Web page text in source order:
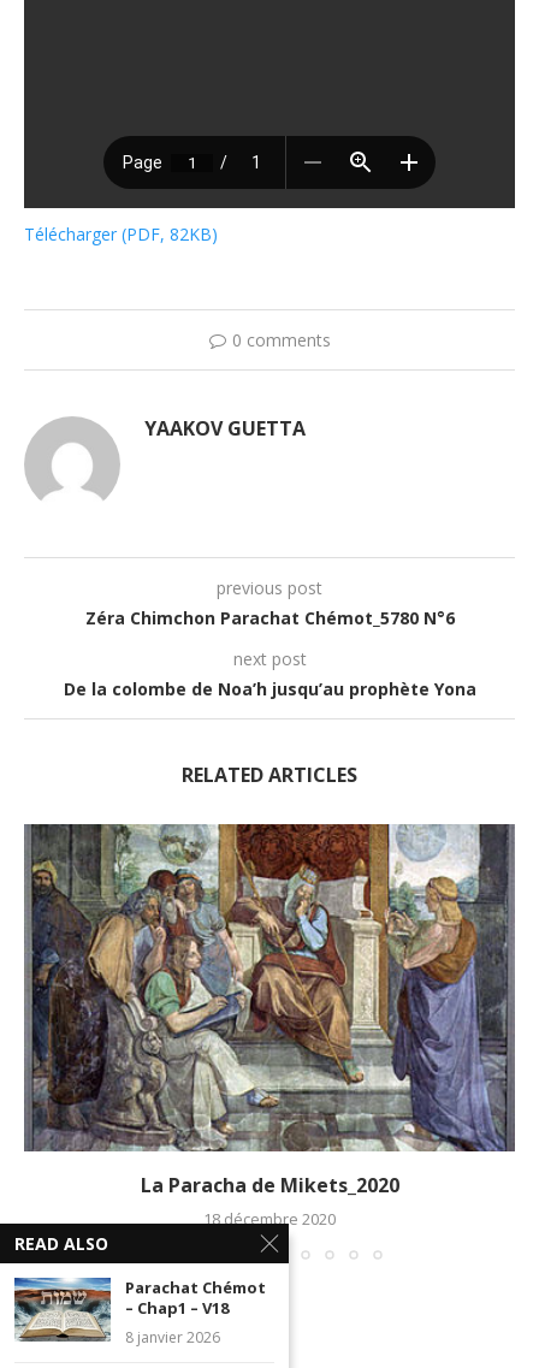
Télécharger (PDF, 82KB)
0 comments
YAAKOV GUETTA
previous post
Zéra Chimchon Parachat Chémot_5780 N°6
next post
De la colombe de Noa’h jusqu’au prophète Yona
RELATED ARTICLES
La Paracha de Mikets_2020
18 décembre 2020
READ ALSO
Parachat Chémot
– Chap1 – V18
8 janvier 2026